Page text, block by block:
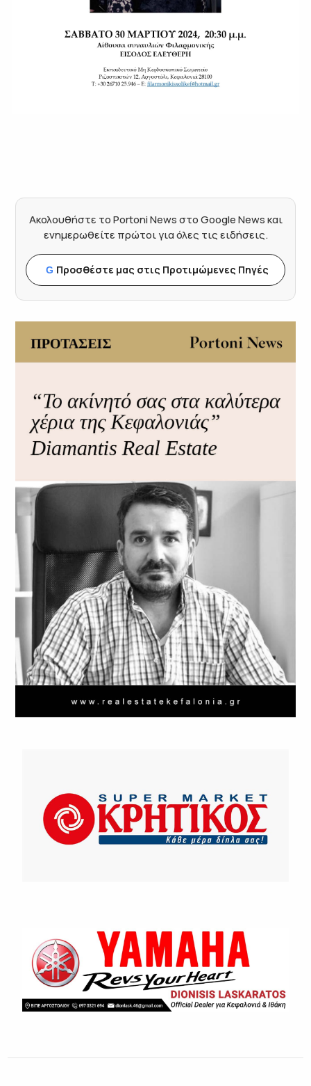
Ακολουθήστε το Portoni News στο Google News και
ενημερωθείτε πρώτοι για όλες τις ειδήσεις.
G Προσθέστε μας στις Προτιμώμενες Πηγές